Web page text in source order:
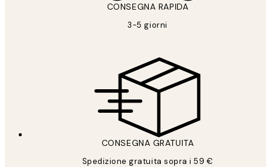
CONSEGNA RAPIDA
3-5 giorni
CONSEGNA GRATUITA
Spedizione gratuita sopra i 59 €